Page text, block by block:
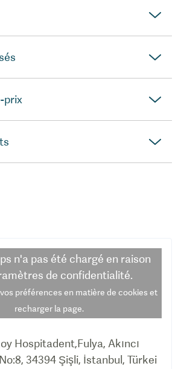
prix
n'a pas été chargé en raison
de confidentialité.
préférences en matière de cookies et
recharger la page.
Hospitadent,Fulya, Akıncı
No:8, 34394 Şişli, İstanbul, Türkei